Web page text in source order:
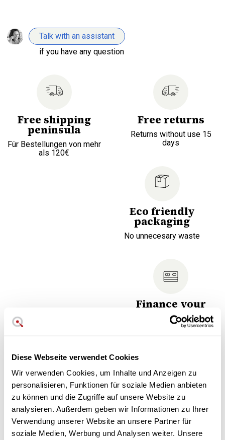
Diese Webseite verwendet Cookies
Wir verwenden Cookies, um Inhalte und Anzeigen zu
personalisieren, Funktionen für soziale Medien anbieten
zu können und die Zugriffe auf unsere Website zu
analysieren. Außerdem geben wir Informationen zu Ihrer
Verwendung unserer Website an unsere Partner für
soziale Medien, Werbung und Analysen weiter. Unsere
Talk with an assistant
if you have any question
Free shipping
peninsula
Für Bestellungen von mehr
als 120€
Free returns
Returns without use 15
days
Eco friendly
packaging
No unnecesary waste
Finance your
purchase
Choose the most
confortable fee for you
Abgewinkelter Küchenspachtel 20 cm. Serie Gourmet.
2 Jahre Garantie. Sieben
Tage Umtauschrecht.
Kundendienst unter der Telefonnummer unseres
Kundendienstes.